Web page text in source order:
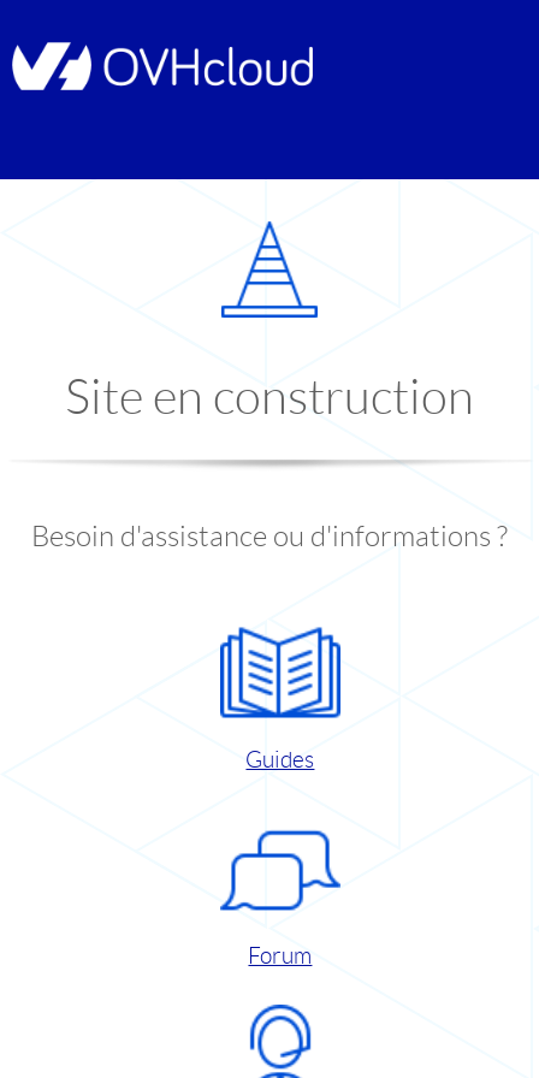
Site en construction
Besoin d'assistance ou d'informations ?
Guides
Forum